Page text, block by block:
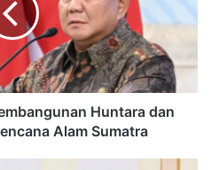
Huntara dan
Alam Sumatra